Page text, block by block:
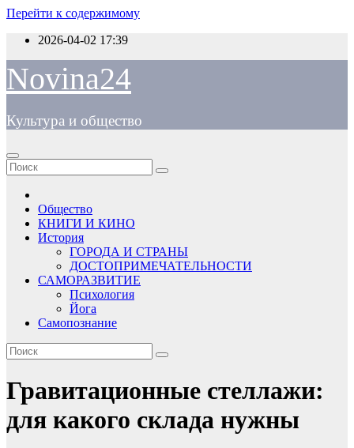
Перейти к содержимому
2026-04-02 17:39
Novina24
Культура и общество
Общество
КНИГИ И КИНО
История
ГОРОДА И СТРАНЫ
ДОСТОПРИМЕЧАТЕЛЬНОСТИ
САМОРАЗВИТИЕ
Психология
Йога
Самопознание
Гравитационные стеллажи:
для какого склада нужны